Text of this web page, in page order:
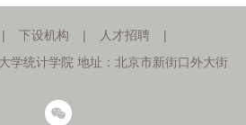
| 下设机构 | 人才招聘
|
学统计学院 地址：北京市新街口外大街